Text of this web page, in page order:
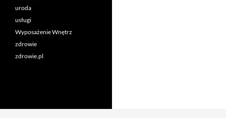
uroda
usługi
Wyposażenie Wnętrz
zdrowie
zdrowie.pl